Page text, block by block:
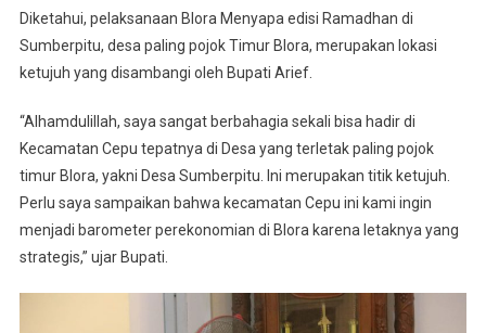
Diketahui, pelaksanaan Blora Menyapa edisi Ramadhan di
Sumberpitu, desa paling pojok Timur Blora, merupakan lokasi
ketujuh yang disambangi oleh Bupati Arief.
“Alhamdulillah, saya sangat berbahagia sekali bisa hadir di
Kecamatan Cepu tepatnya di Desa yang terletak paling pojok
timur Blora, yakni Desa Sumberpitu. Ini merupakan titik ketujuh.
Perlu saya sampaikan bahwa kecamatan Cepu ini kami ingin
menjadi barometer perekonomian di Blora karena letaknya yang
strategis,” ujar Bupati.